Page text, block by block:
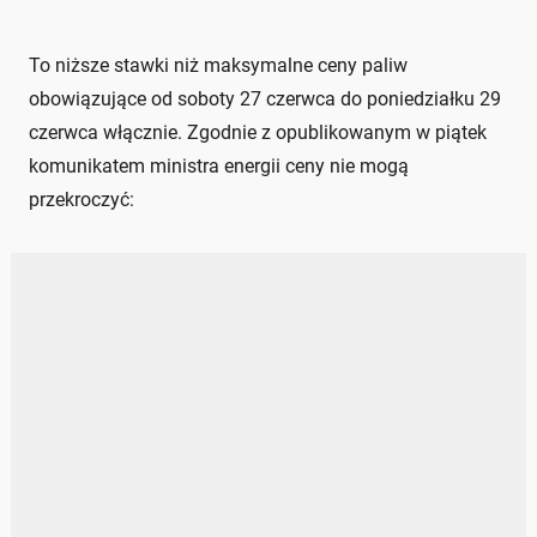
To niższe stawki niż maksymalne ceny paliw
obowiązujące od soboty 27 czerwca do poniedziałku 29
czerwca włącznie. Zgodnie z opublikowanym w piątek
komunikatem ministra energii ceny nie mogą
przekroczyć: